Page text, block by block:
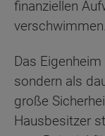
finanziellen
verschwimmen.
Das
sondern als
große
Hausbesitzer